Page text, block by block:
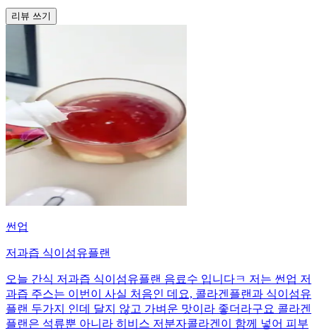
리뷰 쓰기
썬업
저과즙 식이섬유플랜
오늘 간식 저과즙 식이섬유플랜 음료수 입니다ㅋ 저는 썬업 저
과즙 주스는 이번이 사실 처음인 데요, 콜라겐플랜과 식이섬유
플랜 두가지 인데 달지 않고 가벼운 맛이라 좋더라구요 콜라겐
플랜은 석류뿐 아니라 히비스 저분자콜라겐이 함께 넣어 피부